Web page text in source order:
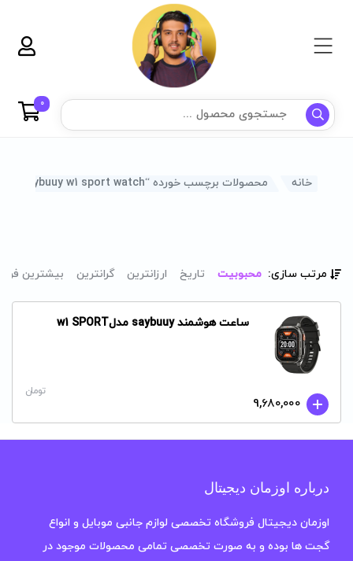
0
خانه محصولات برچسب خورده “saybuuy w1 sport watch”
مرتب سازی: محبوبیت تاریخ ارزانترین گرانترین بیشترین
ساعت هوشمند saybuuy مدلw1 SPORT
9,680,000
تومان
درباره اوزمان دیجیتال
اوزمان دیجیتال فروشگاه تخصصی لوازم جانبی موبایل و انواع
گجت ها بوده و به صورت تخصصی تمامی محصولات موجود در